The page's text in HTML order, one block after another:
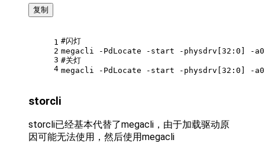
复制
1
2
3
4
#闪灯
megacli -PdLocate -start -physdrv[32:0] -a0
#关灯
megacli -PdLocate -start -physdrv[32:0] -a0
storcli
storcli已经基本代替了megacli，由于加载驱动原
因可能无法使用，然后使用megacli